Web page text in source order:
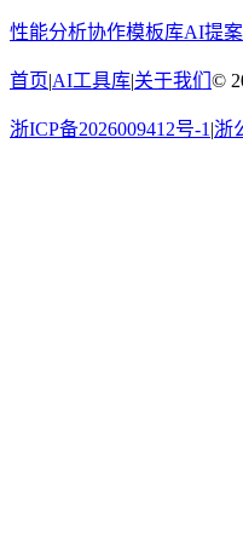
性能分析协作模板库AI提案
首页|AI工具库|关于我们 ©
浙ICP备2026009412号-1 |浙